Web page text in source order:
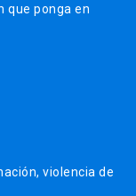
que ponga en
violencia de